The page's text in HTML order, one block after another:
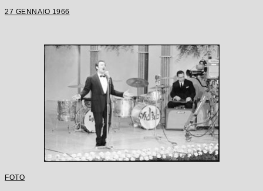
27 GENNAIO 1966
FOTO